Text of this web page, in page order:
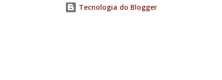
por ser um movimento de resistência, de ocupação das ruas e
Tecnologia do Blogger